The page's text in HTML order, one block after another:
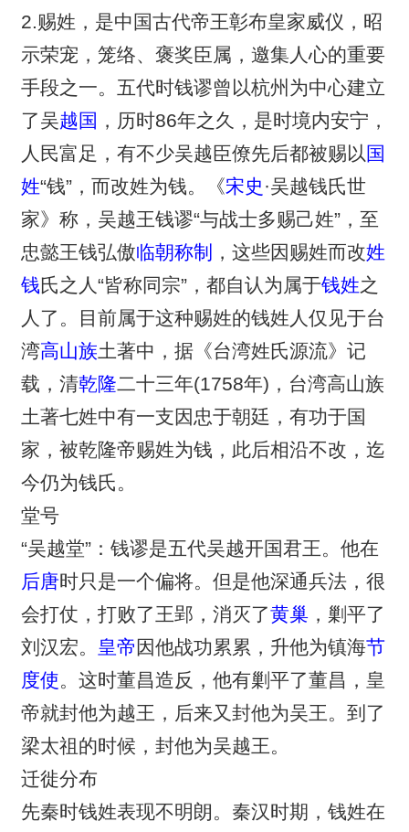
2.赐姓，是中国古代帝王彰布皇家威仪，昭
示荣宠，笼络、褒奖臣属，邀集人心的重要
手段之一。五代时钱谬曾以杭州为中心建立
了吴越国 ，历时86年之久，是时境内安宁，
人民富足，有不少吴越臣僚先后都被赐以 国
姓“钱”，而改姓为钱。《宋史 ·吴越钱氏世
家》称，吴越王钱谬“与战士多赐己姓”，至
忠懿王钱弘傲临朝称制 ，这些因赐姓而改姓
钱氏之人“皆称同宗”，都自认为属于钱姓之
人了。目前属于这种赐姓的钱姓人仅见于台
湾高山族土著中，据《台湾姓氏源流》记
载，清乾隆二十三年(1758年)，台湾高山族
土著七姓中有一支因忠于朝廷，有功于国
家，被乾隆帝赐姓为钱，此后相沿不改，迄
今仍为钱氏。
堂号
“吴越堂”：钱谬是五代吴越开国君王。他在
后唐时只是一个偏将。但是他深通兵法，很
会打仗，打败了王郢，消灭了黄巢，剿平了
刘汉宏。 皇帝 因他战功累累，升他为镇海节
度使。这时董昌造反，他有剿平了董昌，皇
帝就封他为越王，后来又封他为吴王。到了
梁太祖的时候，封他为吴越王。
迁徙分布
先秦时钱姓表现不明朗。秦汉时期，钱姓在